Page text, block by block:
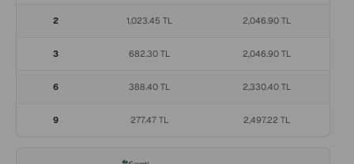
2 1,023.45 TL 2,046.90 TL
3 682.30 TL 2,046.90 TL
6 388.40 TL 2,330.40 TL
9 277.47 TL 2,497.22 TL